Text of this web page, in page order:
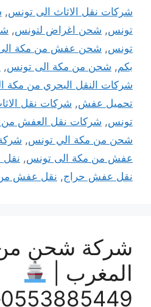
شركات نقل الاثاث الى تونس,
تونس, شحن اغراض لتونس,
تونس, شحن عفش من مكة
بكم, شحن من مكة الى تونس,
شركات النقل البحري من مكة
تحميل عفش, شركات نقل
تونس, شركات نقل العفش من
شحن من مكة الي تونس,
عفش من مكة الى تونس, نقل
نقل عفش حراج, نقل عفش
شركة شحن من
المغرب |